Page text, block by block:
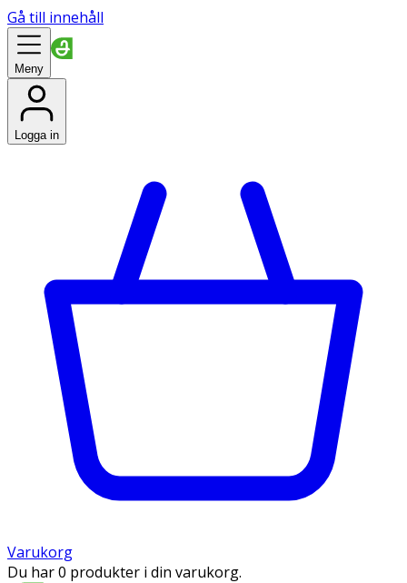
Gå till innehåll
Meny
Logga in
Varukorg
Du har 0 produkter i din varukorg.